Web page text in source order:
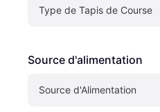
Type de Tapis de Course
Source d'alimentation
Source d'Alimentation